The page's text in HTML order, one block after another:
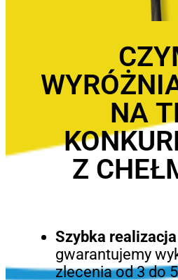
NA
Z
Szybka realizacja
gwarantujemy
zlecenia od 3 do